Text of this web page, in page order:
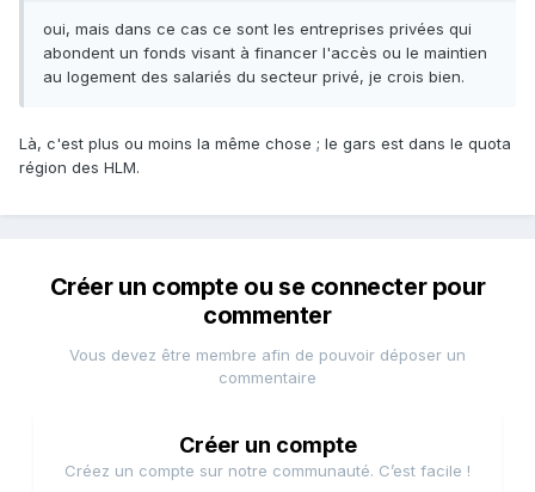
oui, mais dans ce cas ce sont les entreprises privées qui
abondent un fonds visant à financer l'accès ou le maintien
au logement des salariés du secteur privé, je crois bien.
Là, c'est plus ou moins la même chose ; le gars est dans le quota
région des HLM.
Créer un compte ou se connecter pour
commenter
Vous devez être membre afin de pouvoir déposer un
commentaire
Créer un compte
Créez un compte sur notre communauté. C’est facile !